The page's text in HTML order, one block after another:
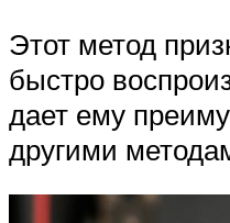
Этот метод
быстро
дает ему
другими